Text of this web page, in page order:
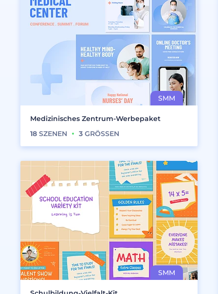
Medizinisches Zentrum-Werbepaket
18 SZENEN 3 GRÖSSEN